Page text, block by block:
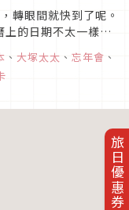
旅日優惠券
轉眼間就快到了呢。
的日期不太一樣。
、 大塚太太 、 忘年會 、